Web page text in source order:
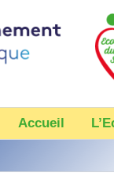
Accueil